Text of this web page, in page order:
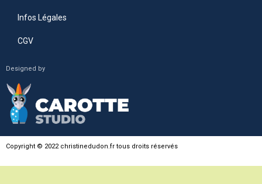
Infos Légales
CGV
Designed by
Copyright © 2022 christinedudon.fr tous droits réservés